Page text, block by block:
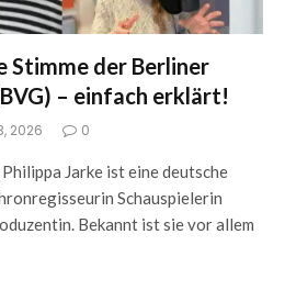
Stimme der Berliner
– einfach erklärt!
2026 0
Jarke ist eine deutsche
Schauspielerin
Bekannt ist sie vor allem